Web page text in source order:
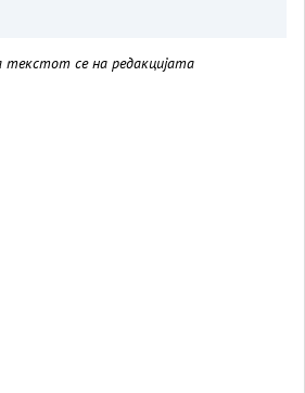
текстот се на редакцијата